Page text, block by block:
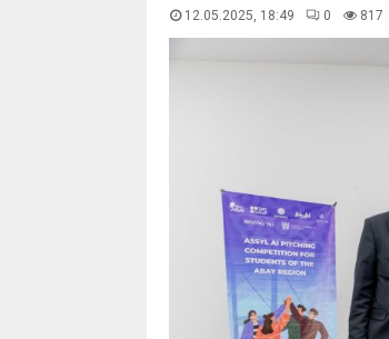
12.05.2025, 18:49 0 817